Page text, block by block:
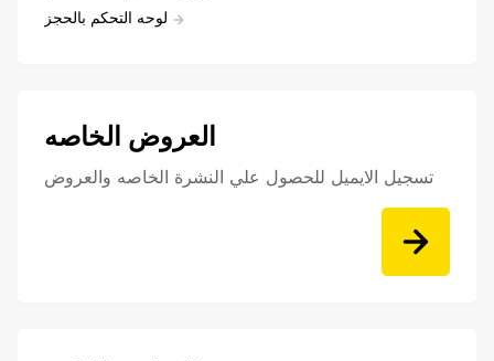
لوحه التحكم بالحجز
العروض الخاصه
تسجيل الايميل للحصول علي النشرة الخاصه والعروض